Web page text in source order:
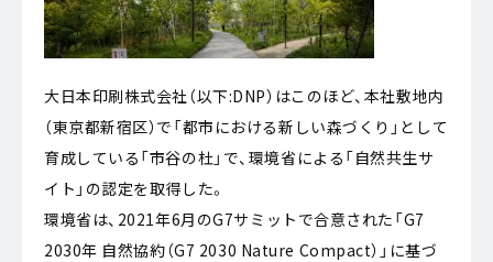
大日本印刷株式会社（以下:DNP）はこのほど、本社敷地内
（東京都新宿区）で「都市における新しい森づくり」として
育成している「市谷の杜」で、環境省による「自然共生サ
イト」の認定を取得した。
環境省は、2021年6月のG7サミットで合意された「G7
2030年 自然協約（G7 2030 Nature Compact）」に基づ